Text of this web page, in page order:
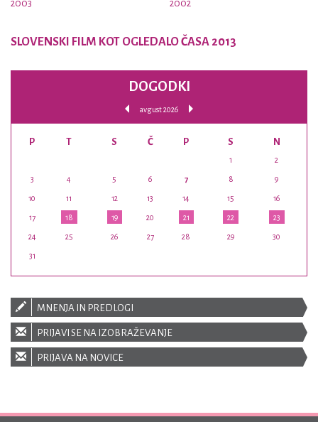
2003
2002
SLOVENSKI FILM KOT OGLEDALO ČASA 2013
DOGODKI
avgust 2026
P T S Č P S N
1 2
3 4 5 6 7 8 9
10 11 12 13 14 15 16
17 18 19 20 21 22 23
24 25 26 27 28 29 30
31
MNENJA IN PREDLOGI
PRIJAVI SE NA IZOBRAŽEVANJE
PRIJAVA NA NOVICE